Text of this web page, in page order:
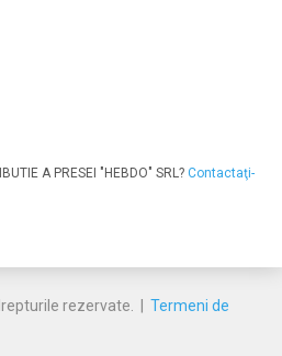
A PRESEI "HEBDO" SRL? Contactaţi-
rezervate. | Termeni de